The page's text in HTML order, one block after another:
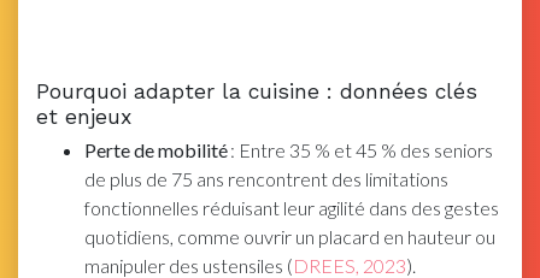
Pourquoi adapter la cuisine : données clés
et enjeux
Perte de mobilité: Entre 35 % et 45 % des seniors
de plus de 75 ans rencontrent des limitations
fonctionnelles réduisant leur agilité dans des gestes
quotidiens, comme ouvrir un placard en hauteur ou
manipuler des ustensiles (DREES, 2023).